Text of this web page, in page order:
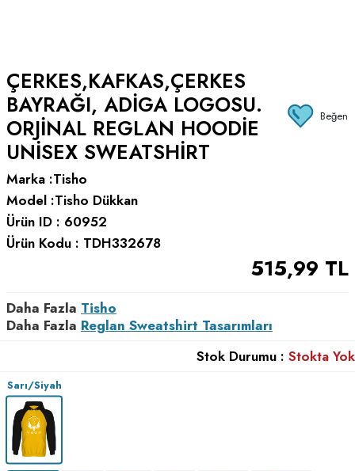
ÇERKES,KAFKAS,ÇERKES
BAYRAĞI, ADIGA LOGOSU.
ORJINAL REGLAN HOODIE
UNISEX SWEATSHIRT
Beğen
Marka :Tisho
Model :Tisho Dükkan
Ürün ID : 60952
Ürün Kodu : TDH332678
515,99 TL
Daha Fazla Tisho
Daha Fazla Reglan Sweatshirt Tasarımları
Stok Durumu : Stokta Yok
Sarı/Siyah